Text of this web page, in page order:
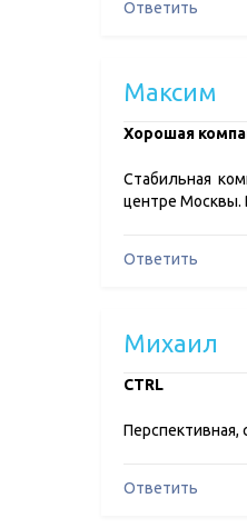
Ответить
Максим
Хорошая
Стабильная
центре Москвы.
Ответить
Михаил
CTRL
Ответить